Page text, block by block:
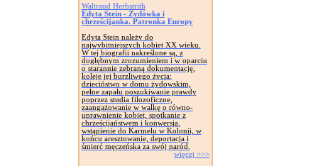
Waltraud Herbstrith
Edyta Stein - Żydówka i
chrześcijanka. Patronka Europy
Edyta Stein należy do
najwybitniejszych kobiet XX wieku.
W tej biografii nakreślone są, z
dogłębnym zrozumieniem i w oparciu
o starannie zebraną dokumentację,
koleje jej burzliwego życia:
dzieciństwo w domu żydowskim,
pełne zapału poszukiwanie prawdy
poprzez studia filozoficzne,
zaangażowanie w walkę o równo-
uprawnienie kobiet, spotkanie z
chrześcijaństwem i konwersja,
wstąpienie do Karmelu w Kolonii, w
końcu aresztowanie, deportacja i
śmierć męczeńska za swój naród.
więcej >>>